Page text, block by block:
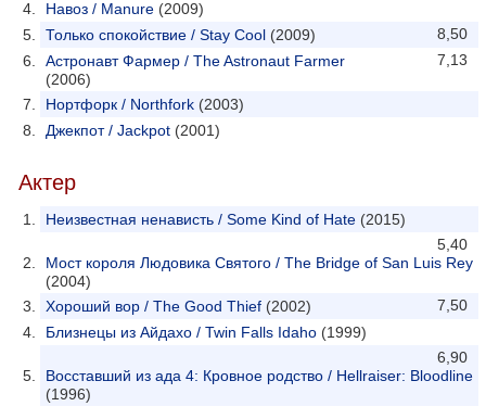
Навоз / Manure (2009)
8,50
Только спокойствие / Stay Cool (2009)
7,13
Астронавт Фармер / The Astronaut Farmer
(2006)
Нортфорк / Northfork (2003)
Джекпот / Jackpot (2001)
Актер
Неизвестная ненависть / Some Kind of Hate (2015)
5,40
Мост короля Людовика Святого / The Bridge of San Luis Rey
(2004)
7,50
Хороший вор / The Good Thief (2002)
Близнецы из Айдахо / Twin Falls Idaho (1999)
6,90
Восставший из ада 4: Кровное родство / Hellraiser: Bloodline
(1996)